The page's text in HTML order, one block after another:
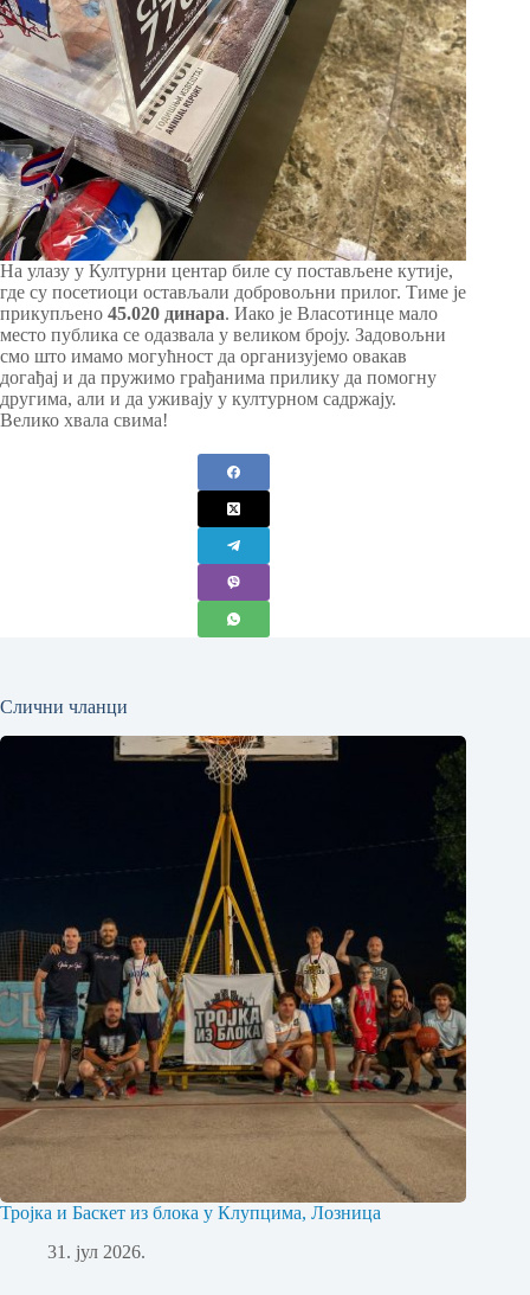
На улазу у Културни центар биле су постављене кутије,
где су посетиоци остављали добровољни прилог. Тиме је
прикупљено 45.020 динара. Иако је Власотинце мало
место публика се одазвала у великом броју. Задовољни
смо што имамо могућност да организујемо овакав
догађај и да пружимо грађанима прилику да помогну
другима, али и да уживају у културном садржају.
Велико хвала свима!
Слични чланци
Тројка и Баскет из блока у Клупцима, Лозница
31. јул 2026.